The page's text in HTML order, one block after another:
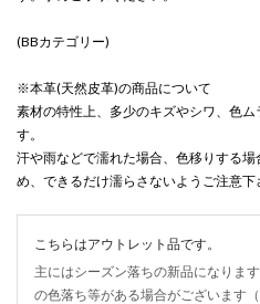
(BBカテゴリー)
※本革(天然皮革)の商品について
素材の特性上、多少のキズやシワ、色
す。
汗や雨などで濡れた場合、色移りする
め、できるだけ濡らさないようご注意下
こちらはアウトレット品です。
主にはシーズン落ちの新品になりま
の色落ち等がある場合がございます（